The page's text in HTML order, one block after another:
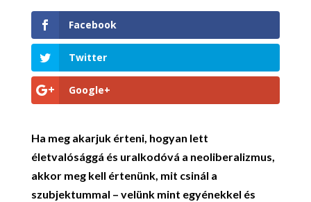
Facebook
Twitter
Google+
Ha meg akarjuk érteni, hogyan lett
életvalósággá és uralkodóvá a neoliberalizmus,
akkor meg kell értenünk, mit csinál a
szubjektummal – velünk mint egyénekkel és